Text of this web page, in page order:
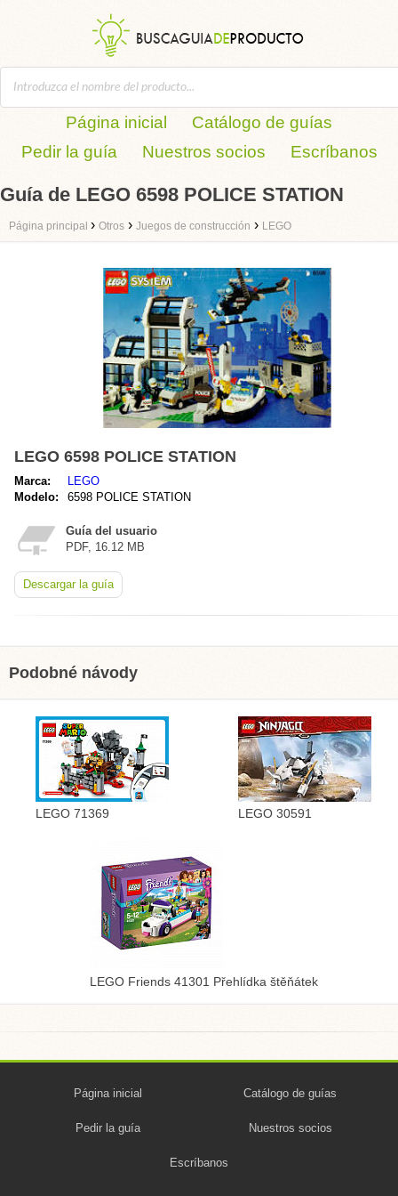
Página inicial
Catálogo de guías
Pedir la guía
Nuestros socios Escríbanos
Guía de LEGO 6598 POLICE STATION
Página principal › Otros › Juegos de construcción › LEGO
LEGO 6598 POLICE STATION
Marca:
LEGO
Modelo:
6598 POLICE STATION
Guía del usuario
PDF, 16.12 MB
Descargar la guía
Podobné návody
LEGO 71369 LEGO 30591
LEGO Friends 41301 Přehlídka štěňátek
Página inicial Catálogo de guías
Pedir la guía Nuestros socios
Escríbanos